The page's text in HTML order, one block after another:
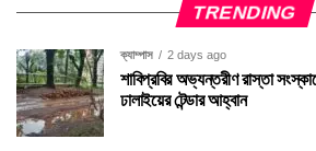
TRENDING
ক্যাম্পাস 2 days ago
শাবিপ্রবির অভ্যন্তরীণ রাস্তা
ঢালাইয়ের টেন্ডার আহ্বান